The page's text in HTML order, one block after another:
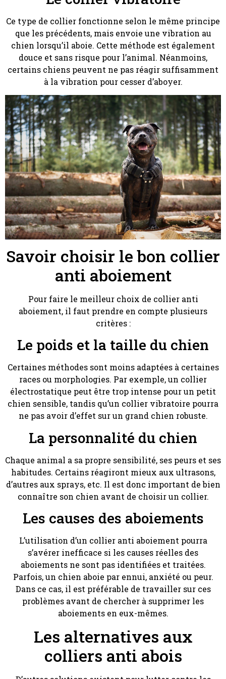
Ce type de collier fonctionne selon le même principe
que les précédents, mais envoie une vibration au
chien lorsqu’il aboie. Cette méthode est également
douce et sans risque pour l’animal. Néanmoins,
certains chiens peuvent ne pas réagir suffisamment
à la vibration pour cesser d’aboyer.
Savoir choisir le bon collier
anti aboiement
Pour faire le meilleur choix de collier anti
aboiement, il faut prendre en compte plusieurs
critères :
Le poids et la taille du chien
Certaines méthodes sont moins adaptées à certaines
races ou morphologies. Par exemple, un collier
électrostatique peut être trop intense pour un petit
chien sensible, tandis qu’un collier vibratoire pourra
ne pas avoir d’effet sur un grand chien robuste.
La personnalité du chien
Chaque animal a sa propre sensibilité, ses peurs et ses
habitudes. Certains réagiront mieux aux ultrasons,
d’autres aux sprays, etc. Il est donc important de bien
connaître son chien avant de choisir un collier.
Les causes des aboiements
L’utilisation d’un collier anti aboiement pourra
s’avérer inefficace si les causes réelles des
aboiements ne sont pas identifiées et traitées.
Parfois, un chien aboie par ennui, anxiété ou peur.
Dans ce cas, il est préférable de travailler sur ces
problèmes avant de chercher à supprimer les
aboiements en eux-mêmes.
Les alternatives aux
colliers anti abois